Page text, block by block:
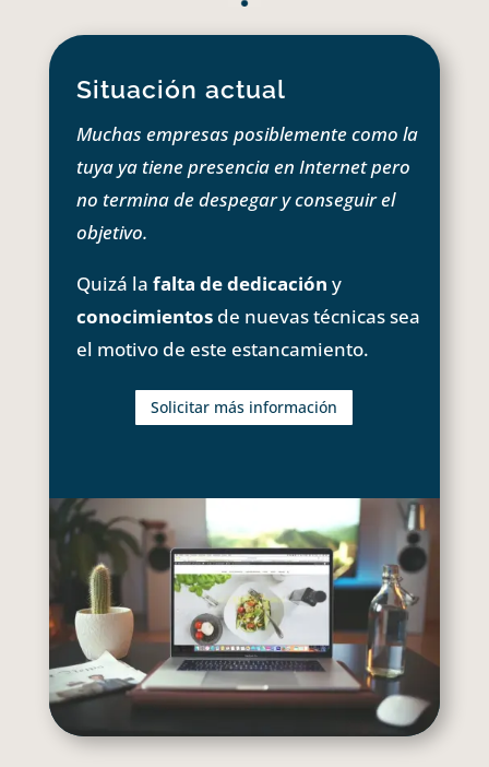
Situación actual
Muchas empresas posiblemente como la
tuya ya tiene presencia en Internet pero
no termina de despegar y conseguir el
objetivo.
Quizá la falta de dedicación y
conocimientosde nuevas técnicas sea
el motivo de este estancamiento.
Solicitar más información